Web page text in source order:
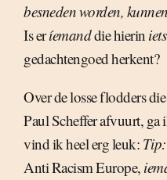
besneden worden,
Is eríemanddie hierin iets
gedachtengoed herkent?
Over de losse flodders
Paul Scheffer afvuurt, ga
vind ik heel erg leuk:
Anti Racism Europe,